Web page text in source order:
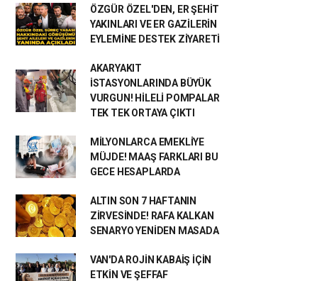
ÖZGÜR ÖZEL'DEN, ER ŞEHİT
YAKINLARI VE ER GAZİLERİN
EYLEMİNE DESTEK ZİYARETİ
AKARYAKIT
İSTASYONLARINDA BÜYÜK
VURGUN! HİLELİ POMPALAR
TEK TEK ORTAYA ÇIKTI
MİLYONLARCA EMEKLİYE
MÜJDE! MAAŞ FARKLARI BU
GECE HESAPLARDA
ALTIN SON 7 HAFTANIN
ZİRVESİNDE! RAFA KALKAN
SENARYO YENİDEN MASADA
VAN'DA ROJİN KABAİŞ İÇİN
ETKİN VE ŞEFFAF